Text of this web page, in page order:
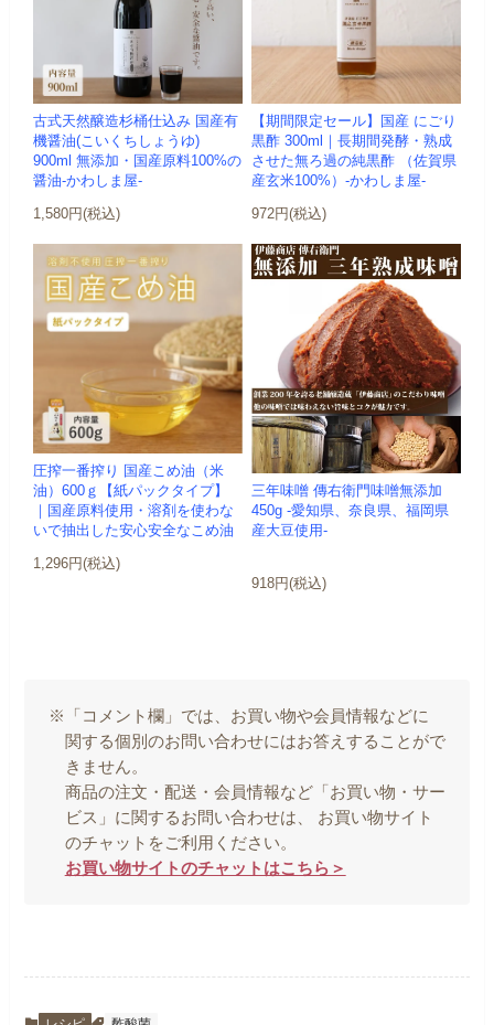
古式天然醸造杉桶仕込み 国産有
機醤油(こいくちしょうゆ)
900ml 無添加・国産原料100%の
醤油-かわしま屋-
1,580円(税込)
【期間限定セール】国産 にごり
黒酢 300ml｜長期間発酵・熟成
させた無ろ過の純黒酢 （佐賀県
産玄米100%）-かわしま屋-
972円(税込)
圧搾一番搾り 国産こめ油（米
油）600ｇ【紙パックタイプ】
｜国産原料使用・溶剤を使わな
いで抽出した安心安全なこめ油
1,296円(税込)
三年味噌 傳右衛門味噌無添加
450g -愛知県、奈良県、福岡県
産大豆使用-
918円(税込)
※「コメント欄」では、お買い物や会員情報などに
関する個別のお問い合わせにはお答えすることがで
きません。
商品の注文・配送・会員情報など「お買い物・サー
ビス」に関するお問い合わせは、 お買い物サイト
のチャットをご利用ください。
お買い物サイトのチャットはこちら＞